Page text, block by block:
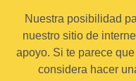
Nuestra posibilidad
nuestro sitio de
apoyo. Si te parece
considera hacer